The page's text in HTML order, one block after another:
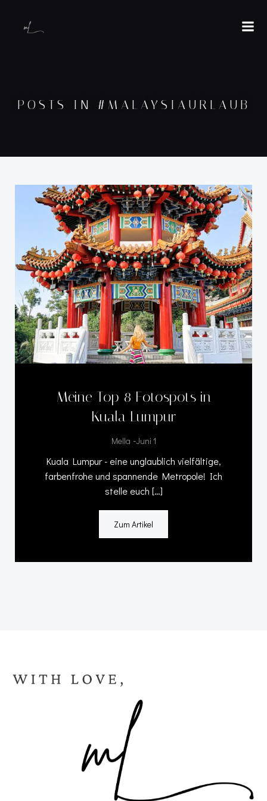
POSTS IN #MALAYSIAURLAUB
Meine Top 8 Fotospots in
Kuala Lumpur
Mella -Juni 1
Kuala Lumpur - eine unglaublich vielfältige,
farbenfrohe und spannende Metropole! Ich
stelle euch […]
Zum Artikel